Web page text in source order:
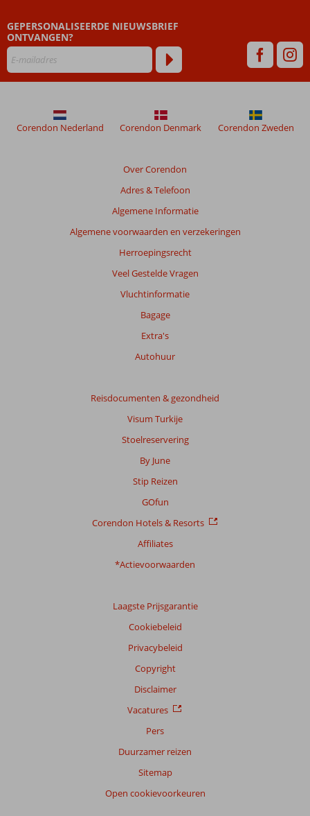
GEPERSONALISEERDE NIEUWSBRIEF
ONTVANGEN?
Over Corendon
Adres & Telefoon
Algemene Informatie
Algemene voorwaarden en verzekeringen
Herroepingsrecht
Veel Gestelde Vragen
Vluchtinformatie
Bagage
Extra's
Autohuur
Reisdocumenten & gezondheid
Visum Turkije
Stoelreservering
By June
Stip Reizen
GOfun
Corendon Hotels & Resorts
Affiliates
*Actievoorwaarden
Laagste Prijsgarantie
Cookiebeleid
Privacybeleid
Copyright
Disclaimer
Vacatures
Pers
Duurzamer reizen
Sitemap
Open cookievoorkeuren
Corendon Nederland Corendon Denmark Corendon Zweden